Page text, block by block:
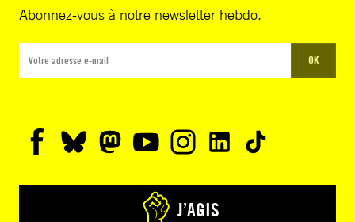
Abonnez-vous à notre newsletter hebdo.
OK
J’AGIS